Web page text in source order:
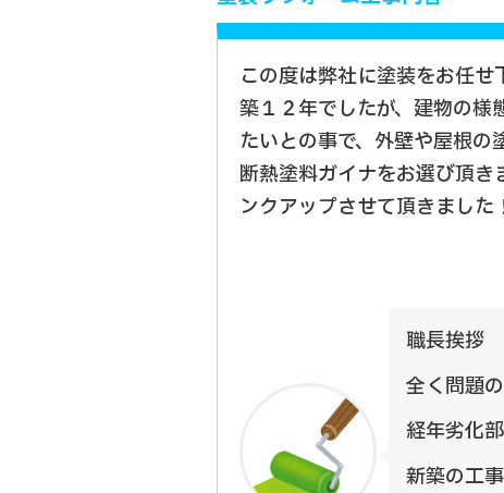
この度は弊社に塗装をお任せ
築１２年でしたが、建物の
たいとの事で、外壁や屋根の
断熱塗料ガイナをお選び頂き
ンクアップさせて頂きました
職長挨拶
全く問題
経年劣化
新築の工